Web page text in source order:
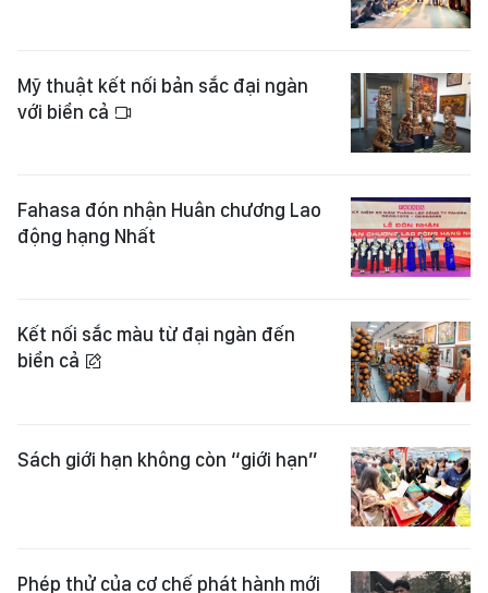
Mỹ thuật kết nối bản sắc đại ngàn
với biển cả
Fahasa đón nhận Huân chương Lao
động hạng Nhất
Kết nối sắc màu từ đại ngàn đến
biển cả
Sách giới hạn không còn “giới hạn”
Phép thử của cơ chế phát hành mới